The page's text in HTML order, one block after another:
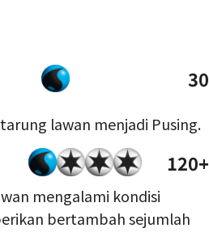
30
lawan menjadi Pusing.
120+
mengalami kondisi
bertambah sejumlah